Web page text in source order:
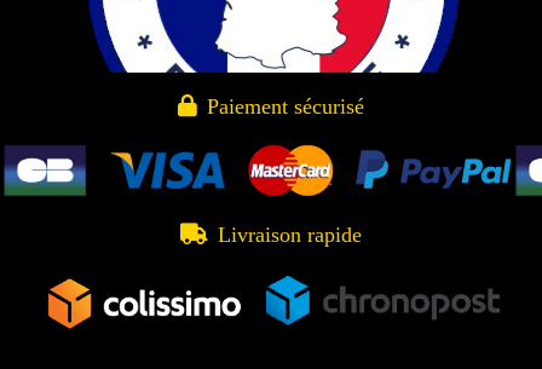
 Paiement sécurisé
 Livraison rapide